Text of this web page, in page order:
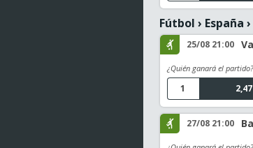
Fútbol › España ›
25/08 21:00
¿Quién ganará el partido?
2,47
1
27/08 21:00